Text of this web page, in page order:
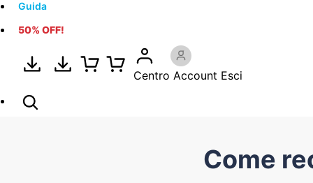
Guida
50% OFF!
Centro Account Esci
Come